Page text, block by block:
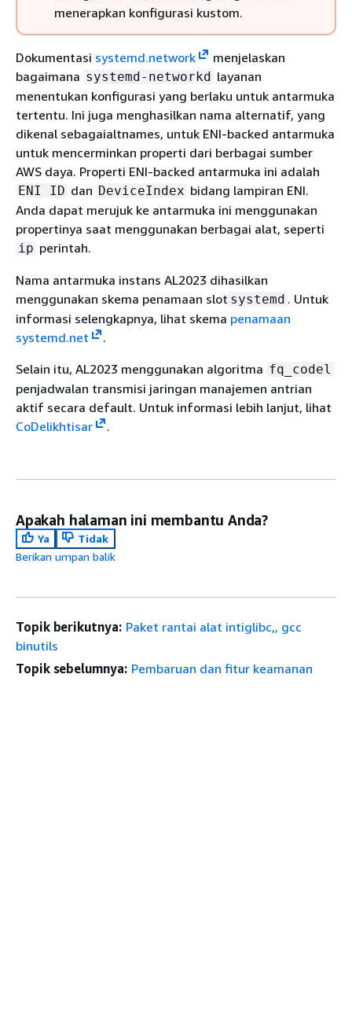
menerapkan konfigurasi kustom.
Dokumentasi systemd.network
menjelaskan
bagaimana systemd-networkd layanan
menentukan konfigurasi yang berlaku untuk antarmuka
tertentu. Ini juga menghasilkan nama alternatif, yang
dikenal sebagaialtnames, untuk ENI-backed antarmuka
untuk mencerminkan properti dari berbagai sumber
AWS daya. Properti ENI-backed antarmuka ini adalah
ENI ID dan DeviceIndex bidang lampiran ENI.
Anda dapat merujuk ke antarmuka ini menggunakan
propertinya saat menggunakan berbagai alat, seperti
ip perintah.
Nama antarmuka instans AL2023 dihasilkan
menggunakan skema penamaan slot systemd . Untuk
informasi selengkapnya, lihat skema penamaan
systemd.net
.
Selain itu, AL2023 menggunakan algoritma fq_codel
penjadwalan transmisi jaringan manajemen antrian
aktif secara default. Untuk informasi lebih lanjut, lihat
CoDelikhtisar
.
Apakah halaman ini membantu Anda?
Ya
Tidak
Berikan umpan balik
Topik berikutnya: Paket rantai alat intiglibc,, gcc
binutils
Topik sebelumnya: Pembaruan dan fitur keamanan